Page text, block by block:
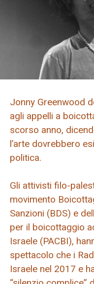
Jonny Greenwood
agli appelli a
scorso anno,
l’arte dovrebbero
politica.
Gli attivisti filo-
movimento
Sanzioni (BDS) e
per il boicottaggio
Israele (PACBI),
spettacolo che i
Israele nel 2017 e